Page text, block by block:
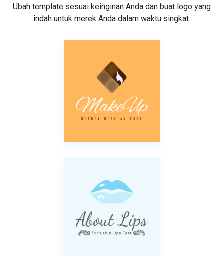
Ubah template sesuai keinginan Anda dan buat logo yang
indah untuk merek Anda dalam waktu singkat.